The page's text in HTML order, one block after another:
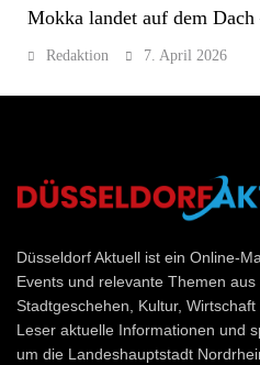
Mokka landet auf dem Dach
Redaktion 7. April 2026
Düsseldorf
Düsseldorf Aktuell ist ein Online-
Events und relevante Themen
Stadtgeschehen, Kultur,
Leser aktuelle Informationen und
um die Landeshauptstadt